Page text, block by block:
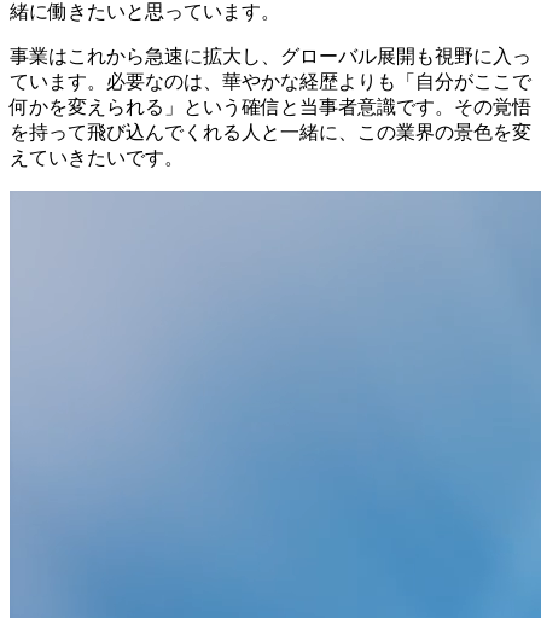
緒に働きたいと思っています。
事業はこれから急速に拡大し、グローバル展開も視野に入っ
ています。必要なのは、華やかな経歴よりも「自分がここで
何かを変えられる」という確信と当事者意識です。その覚悟
を持って飛び込んでくれる人と一緒に、この業界の景色を変
えていきたいです。